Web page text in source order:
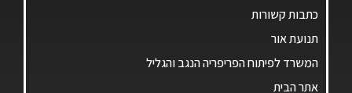
כתבות קשורות
תנועת אור
המשרד לפיתוח הפריפריה הנגב והגליל
אתר הבית